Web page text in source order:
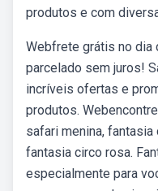
produtos e com
Webfrete grátis no dia
parcelado sem juros!
incríveis ofertas e
produtos.
safari menina,
fantasia circo rosa.
especialmente para